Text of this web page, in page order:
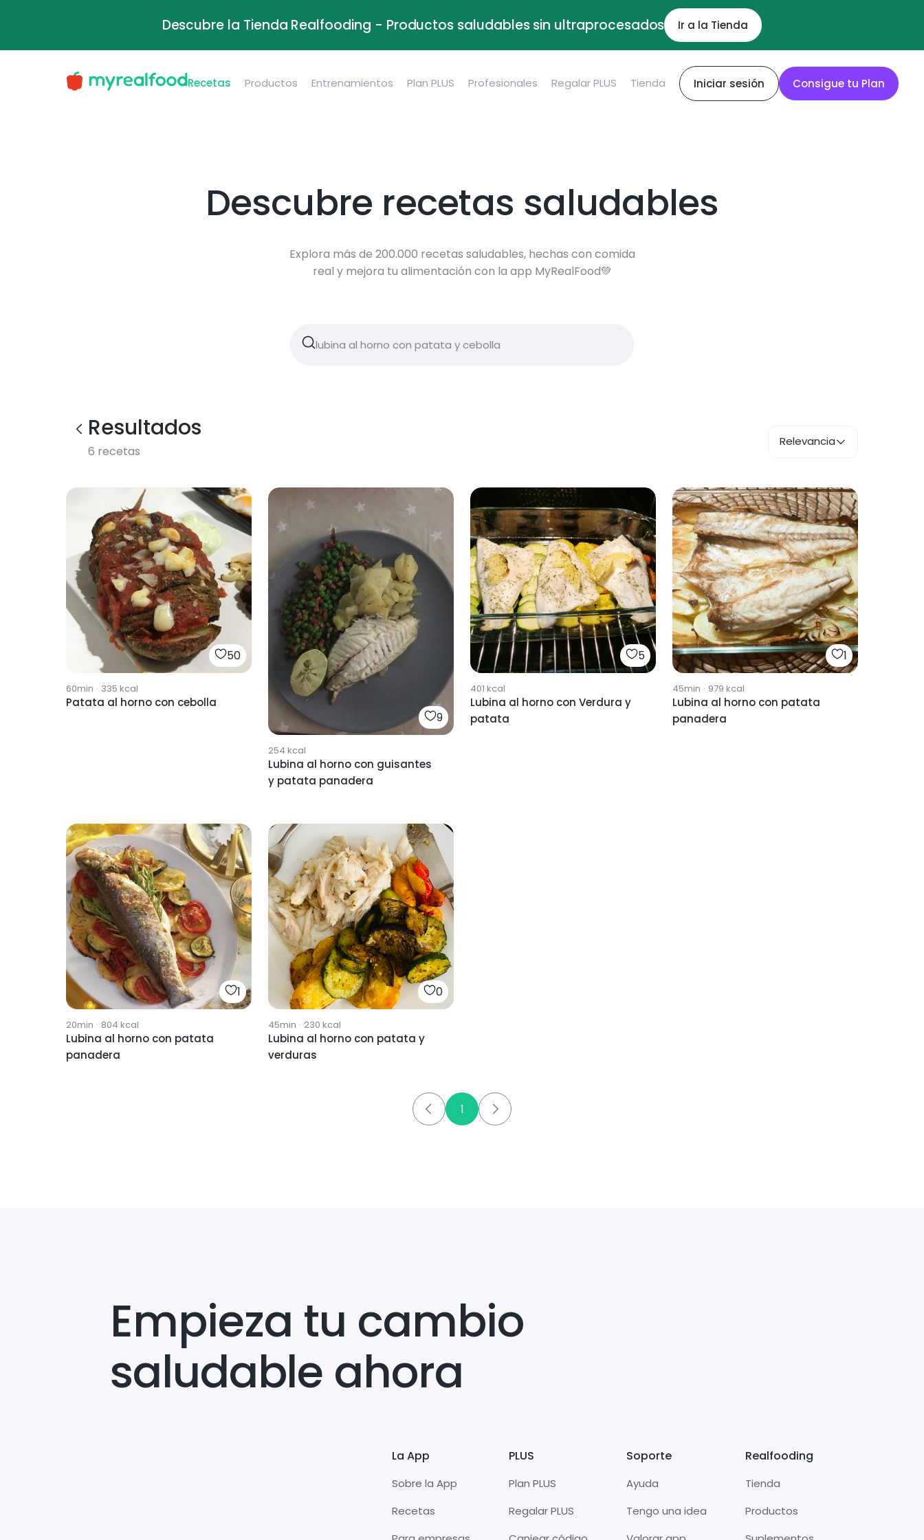
Descubre la Tienda Realfooding - Productos saludables sin ultraprocesados Ir a la Tienda
Recetas Productos Entrenamientos Plan PLUS Profesionales Regalar PLUS Tienda Iniciar sesión Consigue tu Plan
Descubre recetas saludables
Explora más de 200.000 recetas saludables, hechas con comida
real y mejora tu alimentación con la app MyRealFood💚
Resultados
6 recetas
Relevancia
50
60min · 335 kcal
Patata al horno con cebolla
9
254 kcal
Lubina al horno con guisantes
y patata panadera
5
401 kcal
Lubina al horno con Verdura y
patata
1
45min · 979 kcal
Lubina al horno con patata
panadera
1
20min · 804 kcal
Lubina al horno con patata
panadera
0
45min · 230 kcal
Lubina al horno con patata y
verduras
1
Empieza tu cambio
saludable ahora
La App
Sobre la App
Recetas
PLUS
Plan PLUS
Regalar PLUS
Soporte
Ayuda
Tengo una idea
Realfooding
Tienda
Productos